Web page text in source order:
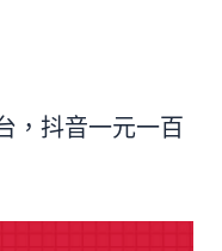
，抖音一元一百